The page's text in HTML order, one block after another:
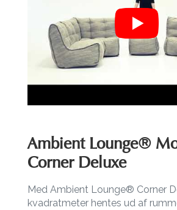
Ambient Lounge®
Corner Deluxe
Med Ambient Lounge® Corner
kvadratmeter hentes ud af